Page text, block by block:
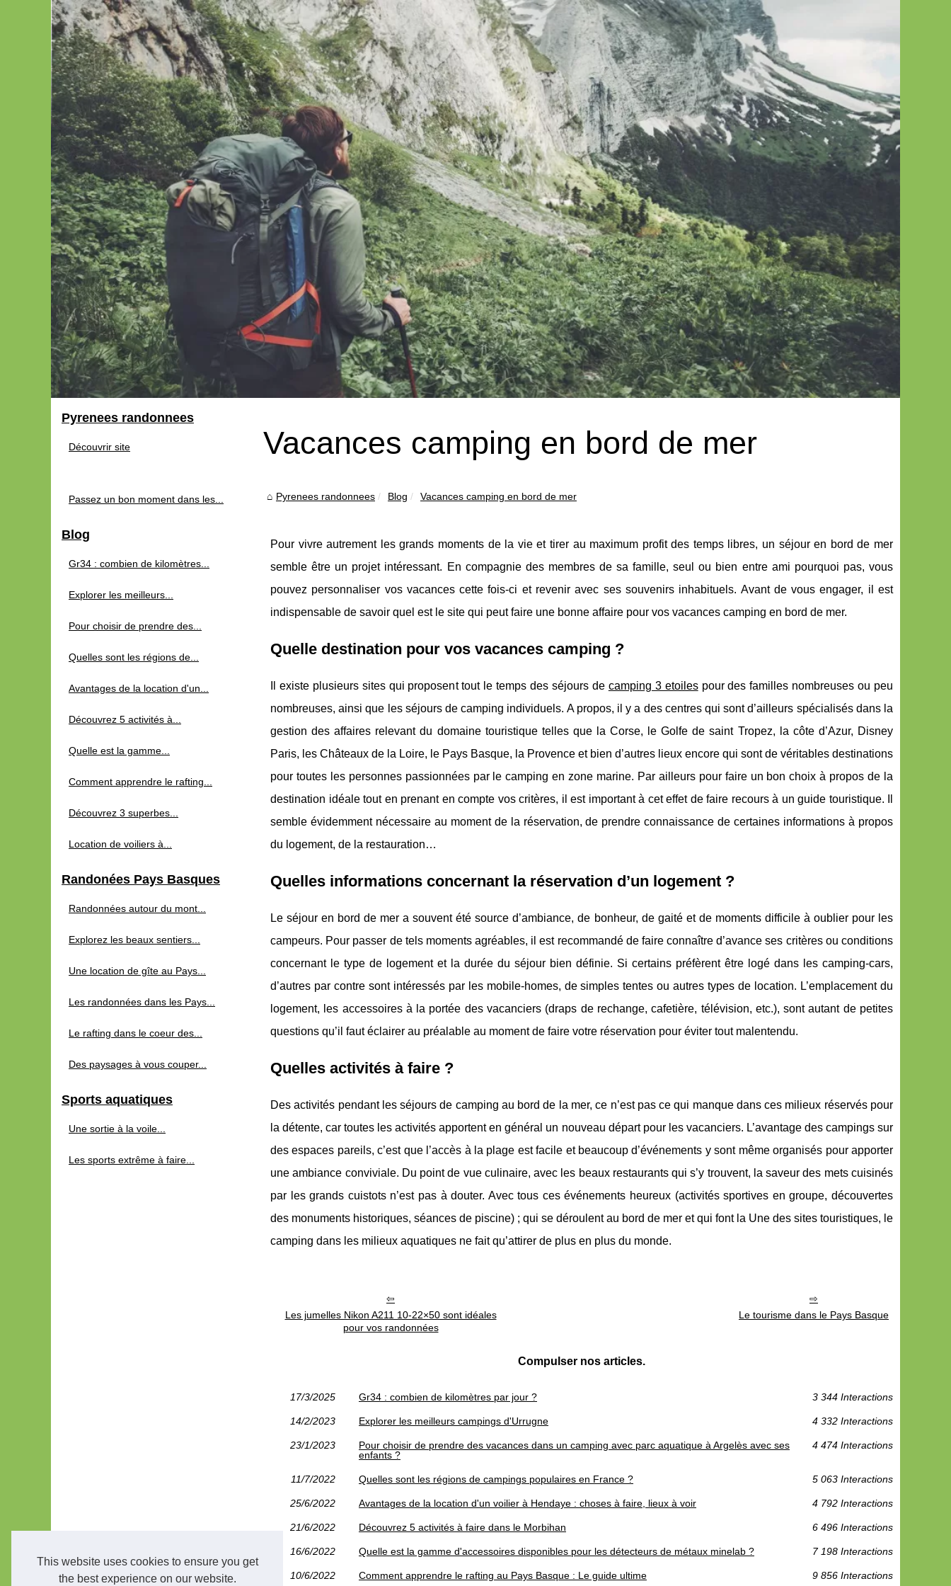
This website uses cookies to ensure you get
the best experience on our website.
Vacances camping en bord de mer
Pyrenees randonnees Blog Vacances camping en bord de mer
Pour vivre autrement les grands moments de la vie et tirer au maximum profit des temps libres, un séjour en bord de mer
semble être un projet intéressant. En compagnie des membres de sa famille, seul ou bien entre ami pourquoi pas, vous
pouvez personnaliser vos vacances cette fois-ci et revenir avec ses souvenirs inhabituels. Avant de vous engager, il est
indispensable de savoir quel est le site qui peut faire une bonne affaire pour vos vacances camping en bord de mer.
Quelle destination pour vos vacances camping ?
Il existe plusieurs sites qui proposent tout le temps des séjours de camping 3 etoilespour des familles nombreuses ou peu
nombreuses, ainsi que les séjours de camping individuels. A propos, il y a des centres qui sont d’ailleurs spécialisés dans la
gestion des affaires relevant du domaine touristique telles que la Corse, le Golfe de saint Tropez, la côte d’Azur, Disney
Paris, les Châteaux de la Loire, le Pays Basque, la Provence et bien d’autres lieux encore qui sont de véritables destinations
pour toutes les personnes passionnées par le camping en zone marine. Par ailleurs pour faire un bon choix à propos de la
destination idéale tout en prenant en compte vos critères, il est important à cet effet de faire recours à un guide touristique. Il
semble évidemment nécessaire au moment de la réservation, de prendre connaissance de certaines informations à propos
du logement, de la restauration…
Quelles informations concernant la réservation d’un logement ?
Le séjour en bord de mer a souvent été source d’ambiance, de bonheur, de gaité et de moments difficile à oublier pour les
campeurs. Pour passer de tels moments agréables, il est recommandé de faire connaître d’avance ses critères ou conditions
concernant le type de logement et la durée du séjour bien définie. Si certains préfèrent être logé dans les camping-cars,
d’autres par contre sont intéressés par les mobile-homes, de simples tentes ou autres types de location. L’emplacement du
logement, les accessoires à la portée des vacanciers (draps de rechange, cafetière, télévision, etc.), sont autant de petites
questions qu’il faut éclairer au préalable au moment de faire votre réservation pour éviter tout malentendu.
Quelles activités à faire ?
Des activités pendant les séjours de camping au bord de la mer, ce n’est pas ce qui manque dans ces milieux réservés pour
la détente, car toutes les activités apportent en général un nouveau départ pour les vacanciers. L’avantage des campings sur
des espaces pareils, c’est que l’accès à la plage est facile et beaucoup d’événements y sont même organisés pour apporter
une ambiance conviviale. Du point de vue culinaire, avec les beaux restaurants qui s’y trouvent, la saveur des mets cuisinés
par les grands cuistots n’est pas à douter. Avec tous ces événements heureux (activités sportives en groupe, découvertes
des monuments historiques, séances de piscine) ; qui se déroulent au bord de mer et qui font la Une des sites touristiques, le
camping dans les milieux aquatiques ne fait qu’attirer de plus en plus du monde.
Les jumelles Nikon A211 10-22×50 sont idéales
pour vos randonnées
Le tourisme dans le Pays Basque
Compulser nos articles.
17/3/2025 Gr34 : combien de kilomètres par jour ? 3 344 Interactions
14/2/2023 Explorer les meilleurs campings d'Urrugne 4 332 Interactions
23/1/2023
Pour choisir de prendre des vacances dans un camping avec parc aquatique à Argelès avec ses
enfants ?
4 474 Interactions
11/7/2022 Quelles sont les régions de campings populaires en France ? 5 063 Interactions
25/6/2022 Avantages de la location d'un voilier à Hendaye : choses à faire, lieux à voir 4 792 Interactions
21/6/2022 Découvrez 5 activités à faire dans le Morbihan 6 496 Interactions
16/6/2022 Quelle est la gamme d'accessoires disponibles pour les détecteurs de métaux minelab ? 7 198 Interactions
10/6/2022 Comment apprendre le rafting au Pays Basque : Le guide ultime 9 856 Interactions
Pyrenees randonnees
Découvrir site
Passez un bon moment dans les...
Blog
Gr34 : combien de kilomètres...
Explorer les meilleurs...
Pour choisir de prendre des...
Quelles sont les régions de...
Avantages de la location d'un...
Découvrez 5 activités à...
Quelle est la gamme...
Comment apprendre le rafting...
Découvrez 3 superbes...
Location de voiliers à...
Randonées Pays Basques
Randonnées autour du mont...
Explorez les beaux sentiers...
Une location de gîte au Pays...
Les randonnées dans les Pays...
Le rafting dans le coeur des...
Des paysages à vous couper...
Sports aquatiques
Une sortie à la voile...
Les sports extrême à faire...